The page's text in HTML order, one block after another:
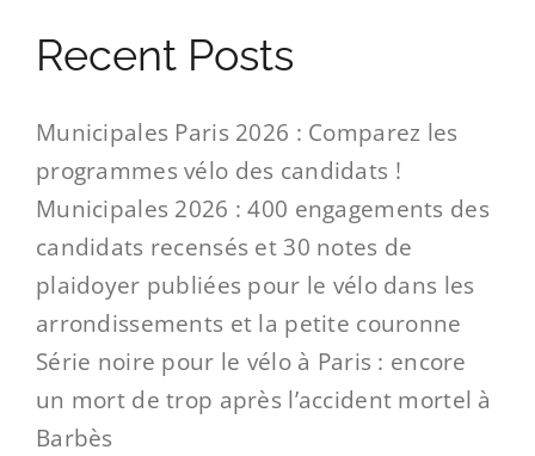
Recent Posts
Municipales Paris 2026 : Comparez les
programmes vélo des candidats !
Municipales 2026 : 400 engagements des
candidats recensés et 30 notes de
plaidoyer publiées pour le vélo dans les
arrondissements et la petite couronne
Série noire pour le vélo à Paris : encore
un mort de trop après l’accident mortel à
Barbès